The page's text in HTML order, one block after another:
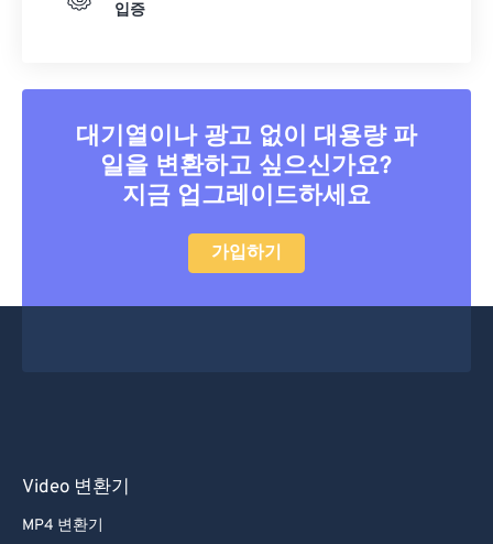
입증
대기열이나 광고 없이 대용량 파
일을 변환하고 싶으신가요?
지금 업그레이드하세요
가입하기
Video 변환기
MP4 변환기